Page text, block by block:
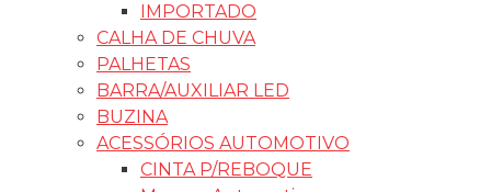
IMPORTADO
CALHA DE CHUVA
PALHETAS
BARRA/AUXILIAR LED
BUZINA
ACESSÓRIOS AUTOMOTIVO
CINTA P/REBOQUE